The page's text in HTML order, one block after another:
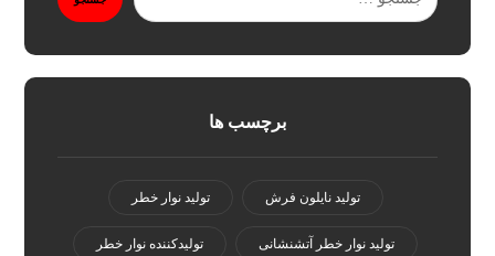
برچسب ها
تولید نایلون فرش تولید نوار خطر
تولید نوار خطر آتشنشانی تولیدکننده نوار خطر